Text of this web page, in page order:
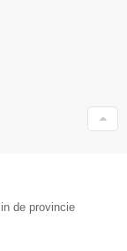
de provincie